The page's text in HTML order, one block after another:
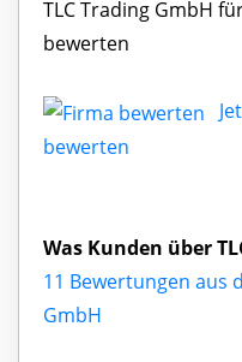
TLC Trading GmbH
bewerten
bewerten
Was Kunden über
11 Bewertungen aus
GmbH